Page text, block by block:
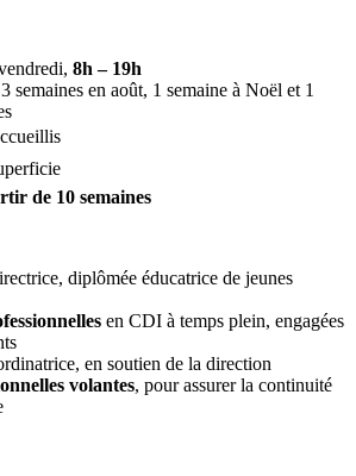
8h – 19h
3 semaines en août, 1 semaine à Noël et 1
de 10 semaines
diplômée éducatrice de jeunes
en CDI à temps plein, engagées
en soutien de la direction
volantes, pour assurer la continuité